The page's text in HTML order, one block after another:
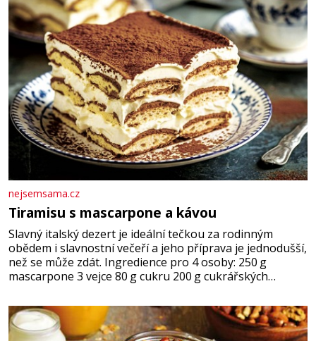
nejsemsama.cz
Tiramisu s mascarpone a kávou
Slavný italský dezert je ideální tečkou za rodinným
obědem i slavnostní večeří a jeho příprava je jednodušší,
než se může zdát. Ingredience pro 4 osoby: 250 g
mascarpone 3 vejce 80 g cukru 200 g cukrářských
posypání Postup: Oddělte žloutky od bílků. Žloutky
vyšlehejte s cukrem do světlé pěny a postupně do nich
vmíchejte mascarpone, aby vznikl hladký